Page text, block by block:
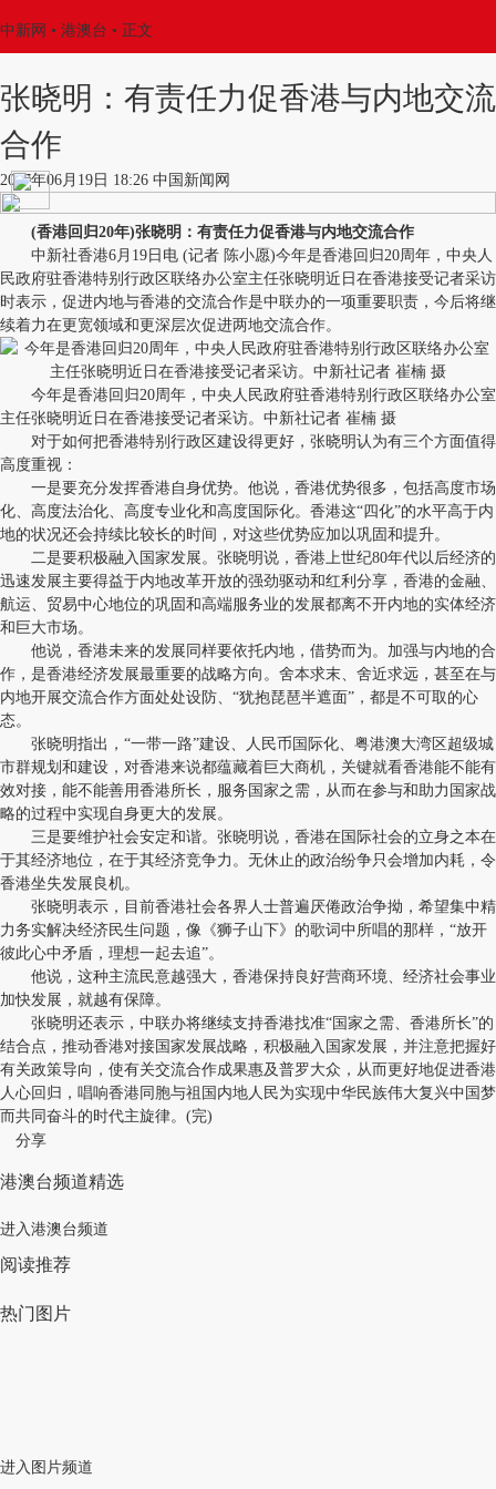
中新网 • 港澳台 • 正文
张晓明：有责任力促香港与内地交流
合作
2017年06月19日 18:26 中国新闻网
(香港回归20年)张晓明：有责任力促香港与内地交流合作
中新社香港6月19日电 (记者 陈小愿)今年是香港回归20周年，中央人
民政府驻香港特别行政区联络办公室主任张晓明近日在香港接受记者采访
时表示，促进内地与香港的交流合作是中联办的一项重要职责，今后将继
续着力在更宽领域和更深层次促进两地交流合作。
今年是香港回归20周年，中央人民政府驻香港特别行政区联络办公室
主任张晓明近日在香港接受记者采访。中新社记者 崔楠 摄
对于如何把香港特别行政区建设得更好，张晓明认为有三个方面值得
高度重视：
一是要充分发挥香港自身优势。他说，香港优势很多，包括高度市场
化、高度法治化、高度专业化和高度国际化。香港这“四化”的水平高于内
地的状况还会持续比较长的时间，对这些优势应加以巩固和提升。
二是要积极融入国家发展。张晓明说，香港上世纪80年代以后经济的
迅速发展主要得益于内地改革开放的强劲驱动和红利分享，香港的金融、
航运、贸易中心地位的巩固和高端服务业的发展都离不开内地的实体经济
和巨大市场。
他说，香港未来的发展同样要依托内地，借势而为。加强与内地的合
作，是香港经济发展最重要的战略方向。舍本求末、舍近求远，甚至在与
内地开展交流合作方面处处设防、“犹抱琵琶半遮面”，都是不可取的心
态。
张晓明指出，“一带一路”建设、人民币国际化、粤港澳大湾区超级城
市群规划和建设，对香港来说都蕴藏着巨大商机，关键就看香港能不能有
效对接，能不能善用香港所长，服务国家之需，从而在参与和助力国家战
略的过程中实现自身更大的发展。
三是要维护社会安定和谐。张晓明说，香港在国际社会的立身之本在
于其经济地位，在于其经济竞争力。无休止的政治纷争只会增加内耗，令
香港坐失发展良机。
张晓明表示，目前香港社会各界人士普遍厌倦政治争拗，希望集中精
力务实解决经济民生问题，像《狮子山下》的歌词中所唱的那样，“放开
彼此心中矛盾，理想一起去追”。
他说，这种主流民意越强大，香港保持良好营商环境、经济社会事业
加快发展，就越有保障。
张晓明还表示，中联办将继续支持香港找准“国家之需、香港所长”的
结合点，推动香港对接国家发展战略，积极融入国家发展，并注意把握好
有关政策导向，使有关交流合作成果惠及普罗大众，从而更好地促进香港
人心回归，唱响香港同胞与祖国内地人民为实现中华民族伟大复兴中国梦
而共同奋斗的时代主旋律。(完)
分享
港澳台频道精选
进入港澳台频道
阅读推荐
热门图片
进入图片频道